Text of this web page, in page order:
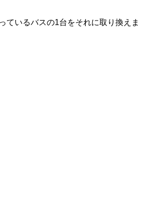
ているバスの1台をそれに取り換えま